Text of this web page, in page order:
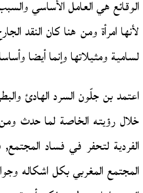
الوقائع هي العامل الأساسي
لأنها امرأة ومن هنا كان
لسامية ومثيلاتها وإنما أيضا
اعتمد بن جلّون السرد الهادئ
خلال رؤيته الخاصة لما حدث ومن
الفردية لتحفر في فساد
المجتمع المغربي بكل اشكاله